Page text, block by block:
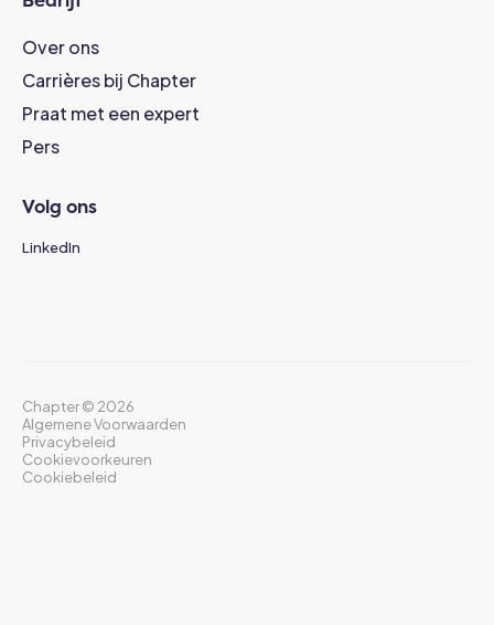
Over ons
Carrières bij Chapter
Praat met een expert
Pers
Volg ons
LinkedIn
Chapter © 2026
Algemene Voorwaarden
Privacybeleid
Cookievoorkeuren
Cookiebeleid